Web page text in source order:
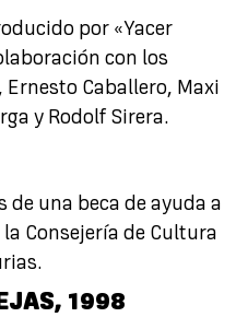
por «Yacer
con los
Caballero, Maxi
y Rodolf Sirera.
de una beca de ayuda a
Consejería de Cultura
1998